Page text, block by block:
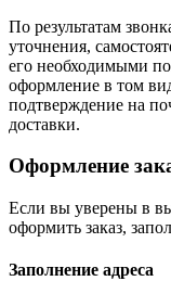
По результатам
уточнения,
его необходимыми
оформление в том
подтверждение на
доставки.
Оформление
Если вы уверены в
оформить заказ,
Заполнение адреса